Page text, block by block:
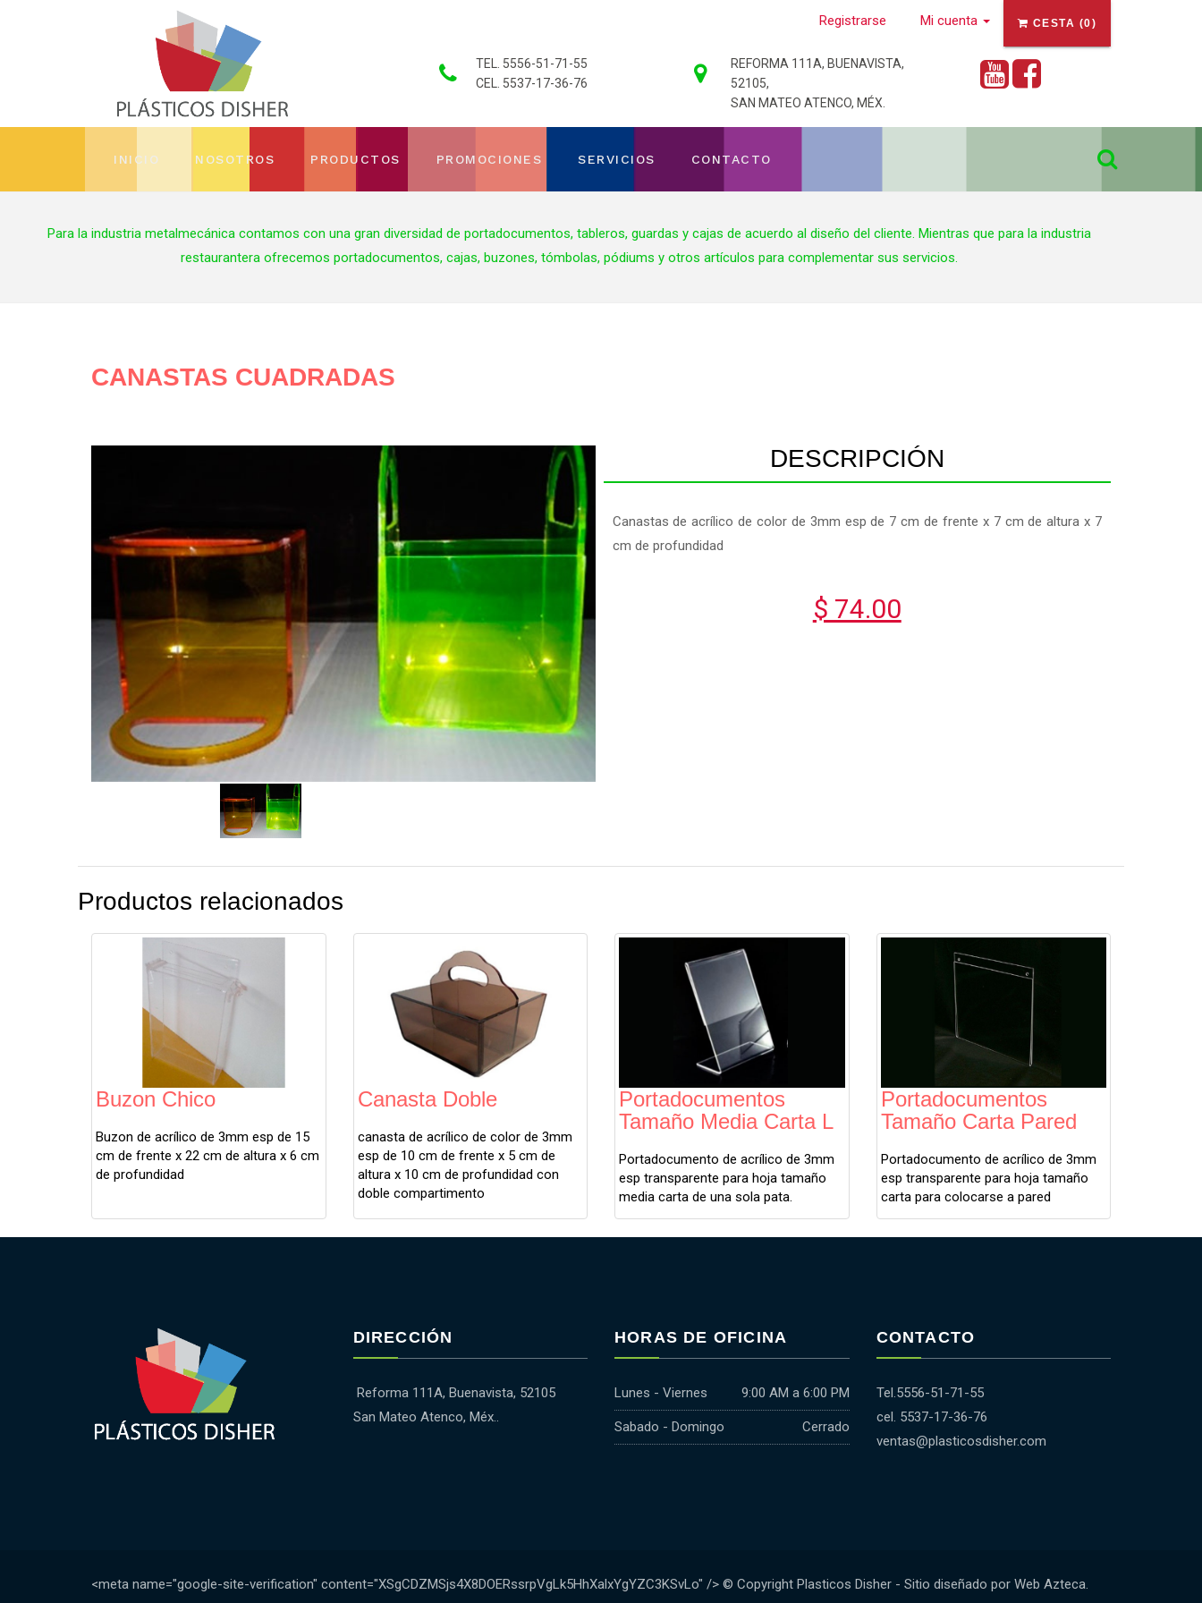
TEL. 5556-51-71-55
CEL. 5537-17-36-76
REFORMA 111A, BUENAVISTA,
52105,
SAN MATEO ATENCO, MÉX.
CESTA (0)
Registrarse Mi cuenta
INICIO NOSOTROS PRODUCTOS PROMOCIONES SERVICIOS CONTACTO
CANASTAS CUADRADAS
DESCRIPCIÓN
Canastas de acrílico de color de 3mm esp de 7 cm de frente x 7 cm de altura x 7
cm de profundidad
$ 74.00
Productos relacionados
Buzon Chico
Buzon de acrílico de 3mm esp de 15
cm de frente x 22 cm de altura x 6 cm
de profundidad
Canasta Doble
canasta de acrílico de color de 3mm
esp de 10 cm de frente x 5 cm de
altura x 10 cm de profundidad con
doble compartimento
Portadocumentos
Tamaño Media Carta L
Portadocumento de acrílico de 3mm
esp transparente para hoja tamaño
media carta de una sola pata.
Portadocumentos
Tamaño Carta Pared
Portadocumento de acrílico de 3mm
esp transparente para hoja tamaño
carta para colocarse a pared
DIRECCIÓN
Reforma 111A, Buenavista, 52105
San Mateo Atenco, Méx..
HORAS DE OFICINA
Lunes - Viernes 9:00 AM a 6:00 PM
Sabado - Domingo Cerrado
CONTACTO
Tel.5556-51-71-55
cel. 5537-17-36-76
ventas@plasticosdisher.com
<meta name="google-site-verification" content="XSgCDZMSjs4X8DOERssrpVgLk5HhXalxYgYZC3KSvLo" /> © Copyright Plasticos Disher - Sitio diseñado por Web Azteca.